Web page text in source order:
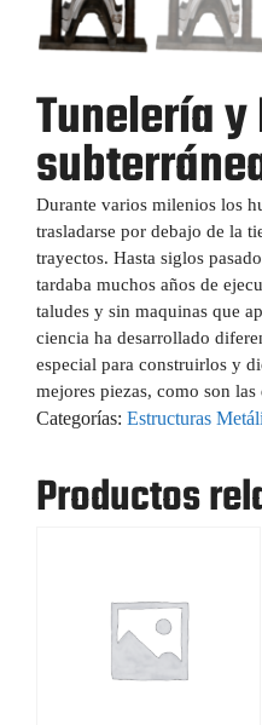
Tunelería
Durante varios milenios los
trasladarse por debajo de la
trayectos. Hasta siglos
tardaba muchos años de
taludes y sin maquinas que
ciencia ha desarrollado
especial para construirlos y
mejores piezas, como son
Categorías: Estructuras
Productos